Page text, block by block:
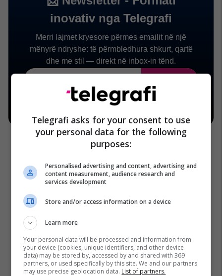
Telegrafi asks for your consent to use
your personal data for the following
purposes:
Personalised advertising and content, advertising and
content measurement, audience research and
services development
Store and/or access information on a device
Learn more
Your personal data will be processed and information from
your device (cookies, unique identifiers, and other device
data) may be stored by, accessed by and shared with 369
partners, or used specifically by this site. We and our partners
may use precise geolocation data. List of partners.